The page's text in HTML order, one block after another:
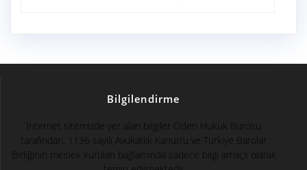
Bilgilendirme
İnternet sitemizde yer alan bilgiler Öden Hukuk Bürosu
tarafından, 1136 sayılı Avukatlık Kanun’u ve Türkiye Barolar
Birliğinin meslek kuruları bağlamında sadece bilgi amaçlı olarak